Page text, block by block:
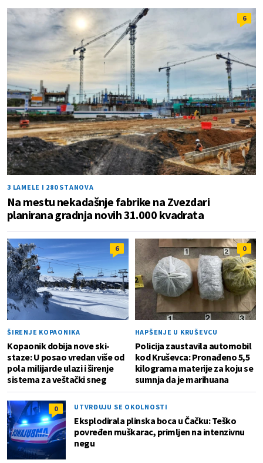
6
3 LAMELE I 280 STANOVA
Na mestu nekadašnje fabrike na Zvezdari
planirana gradnja novih 31.000 kvadrata
6
ŠIRENJE KOPAONIKA
Kopaonik dobija nove ski-
staze: U posao vredan više od
pola milijarde ulazi i širenje
sistema za veštački sneg
0
HAPŠENJE U KRUŠEVCU
Policija zaustavila automobil
kod Kruševca: Pronađeno 5,5
kilograma materije za koju se
sumnja da je marihuana
0 UTVRĐUJU SE OKOLNOSTI
Eksplodirala plinska boca u Čačku: Teško
povređen muškarac, primljen na intenzivnu
negu